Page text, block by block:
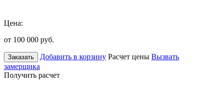
Цена:
от 100 000 руб.
Заказать Добавить в корзину Расчет цены Вызвать
замерщика
Получить расчет